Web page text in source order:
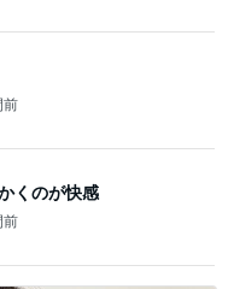
前
くのが快感
前